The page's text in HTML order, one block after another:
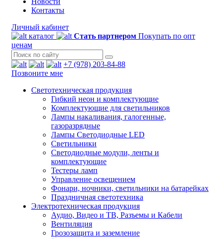
Контакты
Личный кабинет
каталог
Стать партнером Покупать по опт
ценам
+7 (978) 203-84-88
Позвоните мне
Светотехническая продукция
Гибкий неон и комплектующие
Комплектующие для светильников
Лампы накаливания, галогенные,
газоразрядные
Лампы Светодиодные LED
Светильники
Светодиодные модули, ленты и
комплектующие
Тестеры ламп
Управление освещением
Фонари, ночники, светильники на батарейках
Праздничная светотехника
Электротехническая продукция
Аудио, Видео и ТВ, Разъемы и Кабели
Вентиляция
Грозозащита и заземление